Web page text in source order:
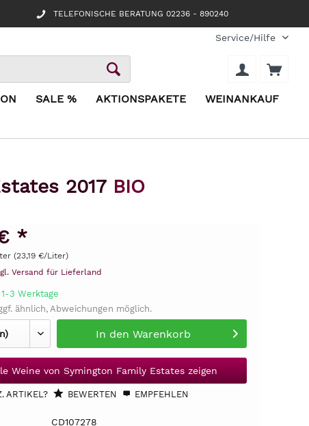
TELEFONISCHE BERATUNG 02236 - 890240
Service/Hilfe
SALE % AKTIONSPAKETE WEINANKAUF
2017 BIO
*
(23,19 €/Liter)
Versand für Lieferland
3 Werktage
ähnlich, Abweichungen möglich.
In den Warenkorb
Weine von Symington Family Estates zeigen
ARTIKEL? BEWERTEN EMPFEHLEN
CD107278